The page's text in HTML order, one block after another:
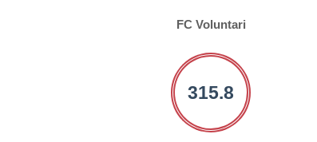
FC Voluntari
315.8